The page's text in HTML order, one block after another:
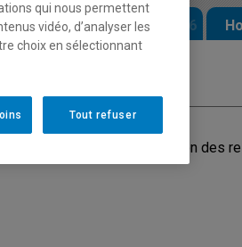
Horaire - Automne 2026
: Organisation des
qui nous permettent
vidéo, d’analyser les
choix en sélectionnant
Tout refuser